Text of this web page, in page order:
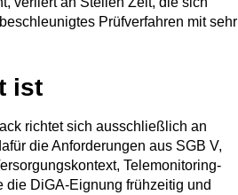
Prüfverfahren mit sehr
ist
richtet sich ausschließlich an
die Anforderungen aus SGB V,
Telemonitoring-
DiGA-Eignung frühzeitig und